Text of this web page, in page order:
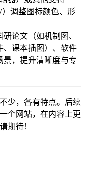
）调整图标颜色、形
论文（如机制图、
、课本插图）、软件
景，提升清晰度与专
少，各有特点。后续
个网站，在内容上更
期待！